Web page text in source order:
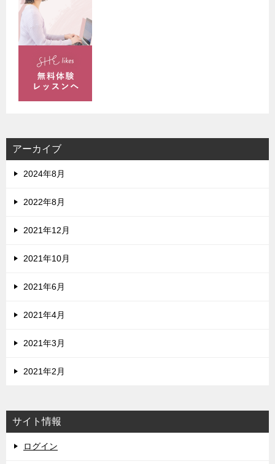
アーカイブ
2024年8月
2022年8月
2021年12月
2021年10月
2021年6月
2021年4月
2021年3月
2021年2月
サイト情報
ログイン